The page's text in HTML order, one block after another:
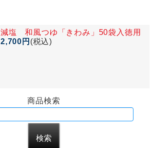
減塩 和風つゆ「きわみ」50袋入徳用
2,700円 (税込)
商品検索